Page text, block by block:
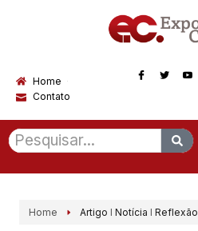
Home
Contato
Home Artigo I Notícia I Reflexão